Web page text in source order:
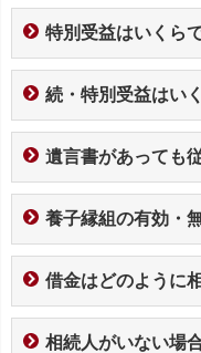
特別受益はいくら
続・特別受益はい
遺言書があっても
養子縁組の有効・
借金はどのように
相続人がいない場